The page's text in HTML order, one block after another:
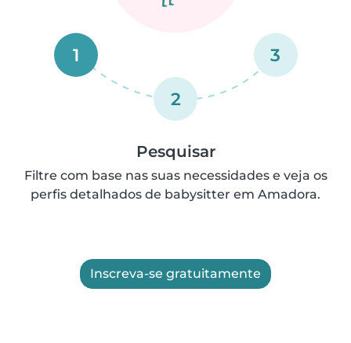
1
2
3
Pesquisar
Filtre com base nas suas necessidades e veja os
perfis detalhados de babysitter em Amadora.
Inscreva-se gratuitamente